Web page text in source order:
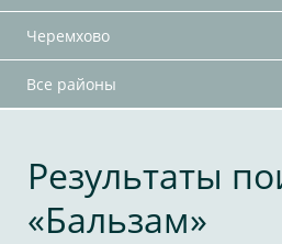
Черемхово
Все районы
Результаты
«Бальзам»